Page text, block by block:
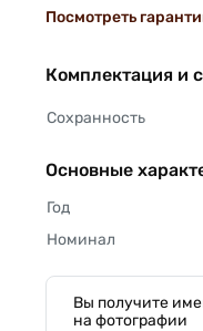
Посмотреть
Комплектация и
Сохранность
Основные
Год
Номинал
Вы получите
на фотографии